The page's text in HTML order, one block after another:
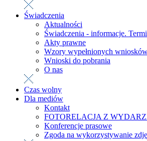
Świadczenia
Aktualności
Świadczenia - informacje.
Akty prawne
Wzory wypełnionych
Wnioski do pobrania
O nas
Czas wolny
Dla mediów
Kontakt
FOTORELACJA Z
Konferencje prasowe
Zgoda na wykorzystywanie